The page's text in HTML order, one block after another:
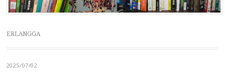
ERLANGGA
2025/07/02